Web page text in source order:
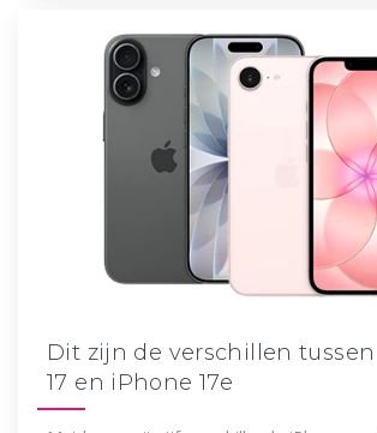
Dit zijn de verschillen
17 en iPhone 17e